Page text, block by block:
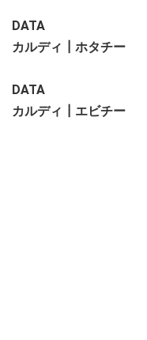
DATA
カルディ┃ホタチー
DATA
カルディ┃エビチー